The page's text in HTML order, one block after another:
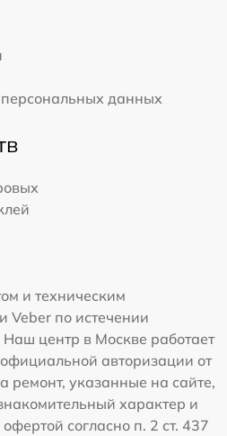
персональных данных
и техническим
Veber по истечении
центр в Москве работает
авторизации от
ремонт, указанные на сайте,
характер и
согласно п. 2 ст. 437